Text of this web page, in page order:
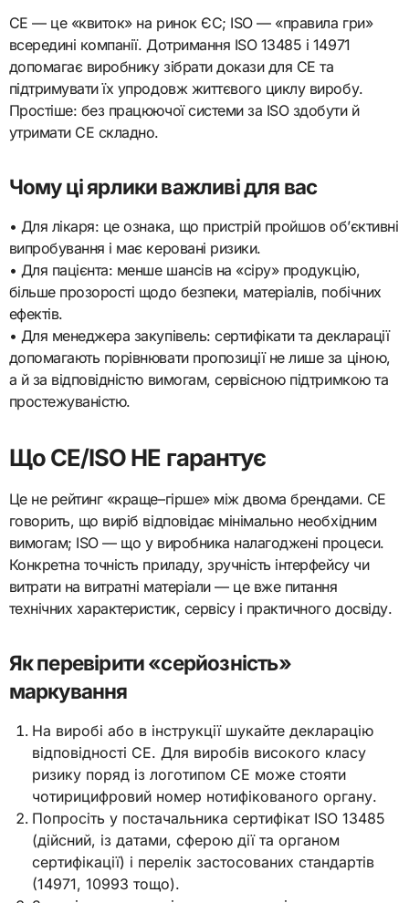
CE — це «квиток» на ринок ЄС; ISO — «правила гри»
всередині компанії. Дотримання ISO 13485 і 14971
допомагає виробнику зібрати докази для CE та
підтримувати їх упродовж життєвого циклу виробу.
Простіше: без працюючої системи за ISO здобути й
утримати CE складно.
Чому ці ярлики важливі для вас
• Для лікаря: це ознака, що пристрій пройшов об’єктивні
випробування і має керовані ризики.
• Для пацієнта: менше шансів на «сіру» продукцію,
більше прозорості щодо безпеки, матеріалів, побічних
ефектів.
• Для менеджера закупівель: сертифікати та декларації
допомагають порівнювати пропозиції не лише за ціною,
а й за відповідністю вимогам, сервісною підтримкою та
простежуваністю.
Що CE/ISO НЕ гарантує
Це не рейтинг «краще–гірше» між двома брендами. CE
говорить, що виріб відповідає мінімально необхідним
вимогам; ISO — що у виробника налагоджені процеси.
Конкретна точність приладу, зручність інтерфейсу чи
витрати на витратні матеріали — це вже питання
технічних характеристик, сервісу і практичного досвіду.
Як перевірити «серйозність»
маркування
На виробі або в інструкції шукайте декларацію
відповідності CE. Для виробів високого класу
ризику поряд із логотипом CE може стояти
чотирицифровий номер нотифікованого органу.
Попросіть у постачальника сертифікат ISO 13485
(дійсний, із датами, сферою дії та органом
сертифікації) і перелік застосованих стандартів
(14971, 10993 тощо).